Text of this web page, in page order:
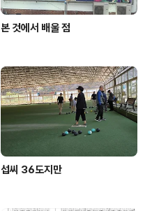
본 것에서 배울 점
섭씨 36도지만